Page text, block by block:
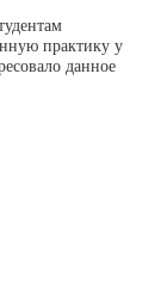
практику у
данное